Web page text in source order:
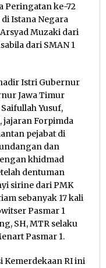
Peringatan ke-72
Istana Negara
Muzaki dari
dari SMAN 1
Istri Gubernur
Jawa Timur
Yusuf,
jajaran Forpimda
pejabat di
dan
khidmad
dentuman
sirine dari PMK
sebanyak 17 kali
Pasmar 1
SH, MTR selaku
Pasmar 1.
Kemerdekaan RI ini